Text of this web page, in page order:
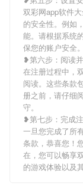
双彩网app软件
的安全性。例如
能。请根据系统
保您的账户安全。
❥第六步：阅读
在注册过程中，
阅读。这些条款
册之前，请仔细
守。
❥第七步：完成
一旦您完成了所
条款，恭喜您！
在，您可以畅享
的游戏体验以及